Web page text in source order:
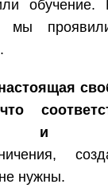
мы
и
нужны.